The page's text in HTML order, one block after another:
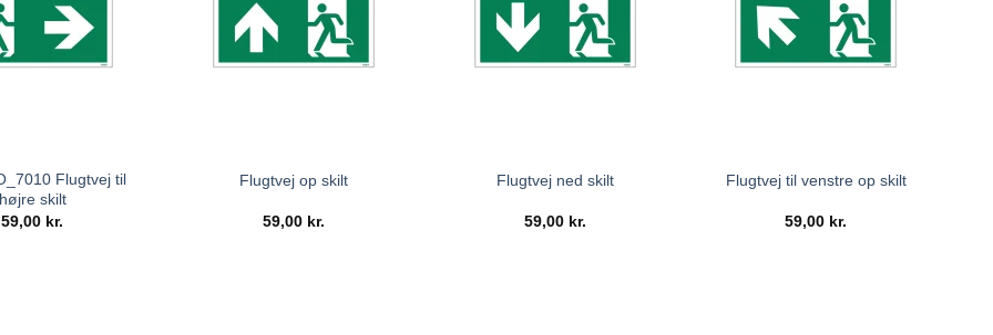
Flugtvej til
skilt
59,00 kr.
Flugtvej op skilt
59,00 kr.
Flugtvej ned skilt
59,00 kr.
Flugtvej til venstre op skilt
59,00 kr.